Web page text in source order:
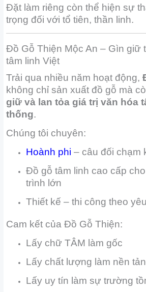
Đặt làm riêng còn thể hiện sự
trọng đối với tổ tiên, thần linh.
Đồ Gỗ Thiện Mộc An – Gìn giữ
tâm linh Việt
Trải qua nhiều năm hoạt động,
không chỉ sản xuất đồ gỗ mà
giữ và lan tỏa giá trị văn hóa
thống.
Chúng tôi chuyên:
Hoành phi – câu đối chạm
Đồ gỗ tâm linh cao cấp
trình lớn
Thiết kế – thi công theo
Cam kết của Đồ Gỗ Thiện:
Lấy chữ TÂM làm gốc
Lấy chất lượng làm nền
Lấy uy tín làm sự trường